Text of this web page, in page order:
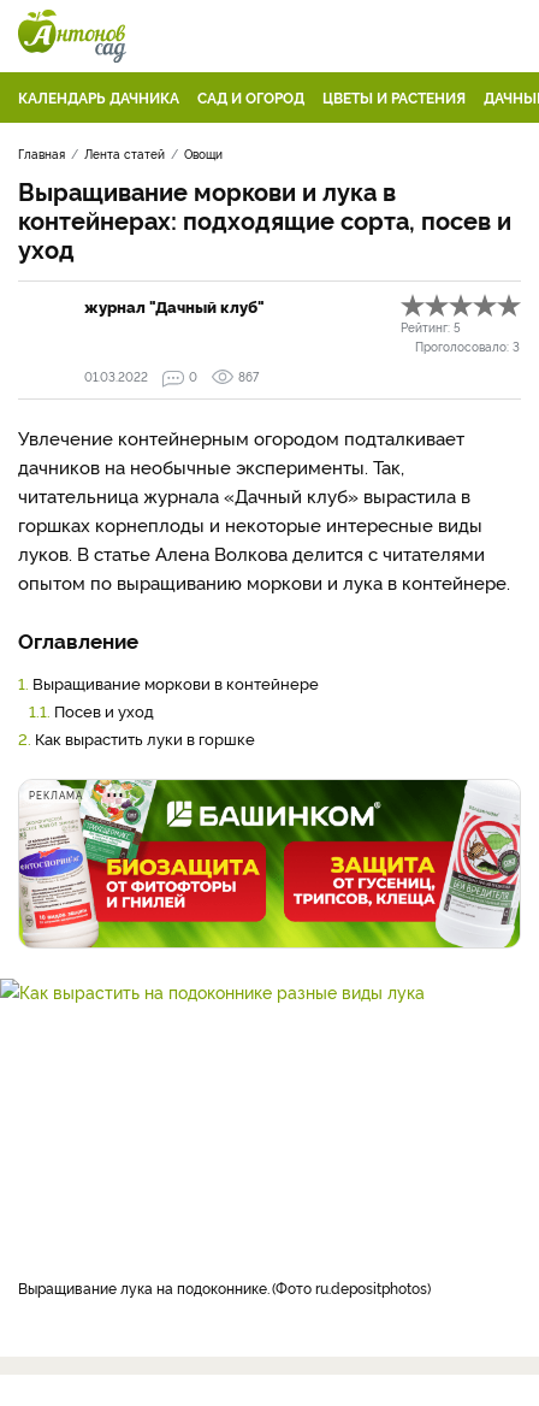
КАЛЕНДАРЬ ДАЧНИКА САД И ОГОРОД ЦВЕТЫ И РАСТЕНИЯ
Главная Лента статей Овощи
Выращивание моркови и лука в
контейнерах: подходящие сорта, посев и
уход
журнал "Дачный клуб"
Рейтинг: 5
Проголосовало: 3
01.03.2022
0 867
Увлечение контейнерным огородом подталкивает
дачников на необычные эксперименты. Так,
читательница журнала «Дачный клуб» вырастила в
горшках корнеплоды и некоторые интересные виды
луков. В статье Алена Волкова делится с читателями
опытом по выращиванию моркови и лука в контейнере.
Оглавление
1. Выращивание моркови в контейнере
1.1. Посев и уход
2. Как вырастить луки в горшке
РЕКЛАМА
выращивание лука на подоконнике. Фото ru.depositphotos